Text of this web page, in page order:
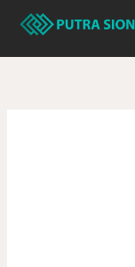
Lewati
konten